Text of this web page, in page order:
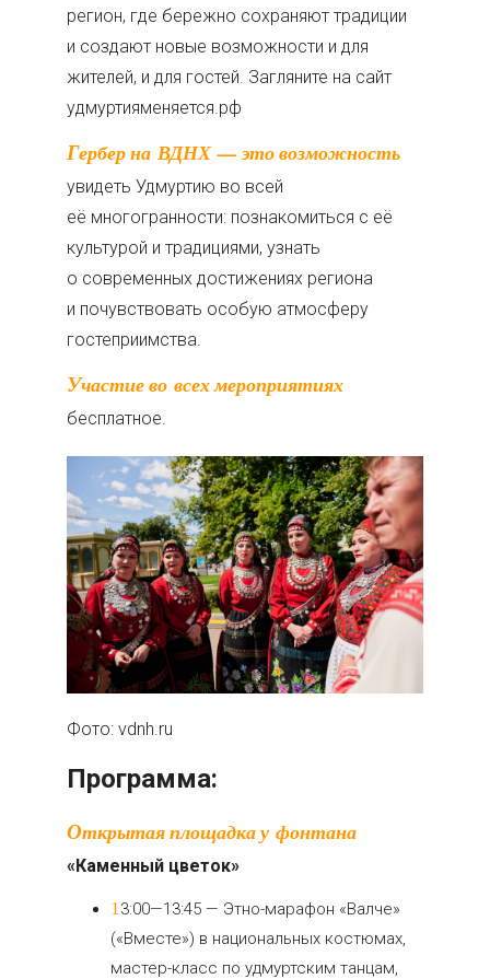
регион, где бережно сохраняют традиции
и создают новые возможности и для
жителей, и для гостей. Загляните на сайт
удмуртияменяется.рф
Гербер на ВДНХ — это возможность
увидеть Удмуртию во всей
её многогранности: познакомиться с её
культурой и традициями, узнать
о современных достижениях региона
и почувствовать особую атмосферу
гостеприимства.
Участие во всех мероприятиях
бесплатное.
Фото: vdnh.ru
Программа:
Открытая площадка у фонтана
«Каменный цветок»
13:00—13:45 — Этно-марафон «Валче»
(«Вместе») в национальных костюмах,
мастер-класс по удмуртским танцам,